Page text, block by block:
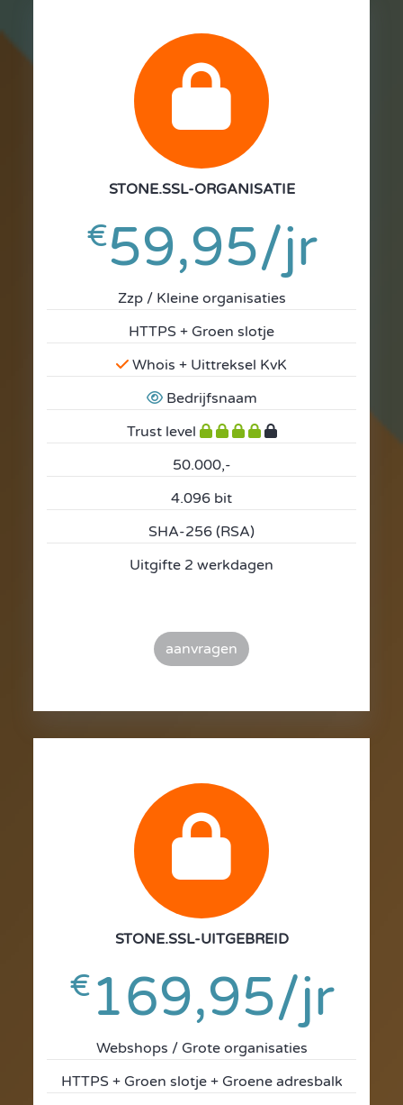
STONE.SSL-ORGANISATIE
€59,95/jr
Zzp / Kleine organisaties
HTTPS + Groen slotje
Whois + Uittreksel KvK
Bedrijfsnaam
Trust level
50.000,-
4.096 bit
SHA-256 (RSA)
Uitgifte 2 werkdagen
aanvragen
STONE.SSL-UITGEBREID
€169,95/jr
Webshops / Grote organisaties
HTTPS + Groen slotje + Groene adresbalk